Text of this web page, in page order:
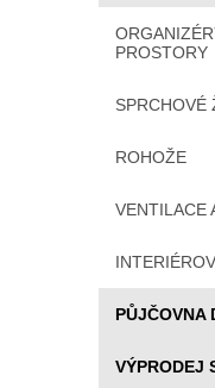
PROSTORY
SPRCHOVÉ
ROHOŽE
VENTILACE
PŮJČOVNA
VÝPRODEJ
x 5 m černý